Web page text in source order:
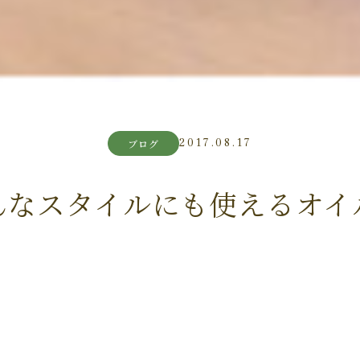
ブログ 2017.08.17
なスタイルにも使えるオ